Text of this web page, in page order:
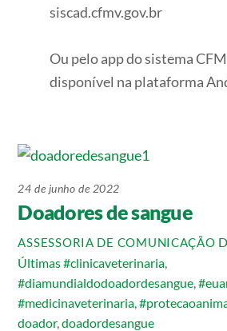
siscad.cfmv.gov.br
Ou pelo app do sistema
disponível na plataforma
24 de junho de 2022
Doadores de sangue
ASSESSORIA DE COMUNICAÇÃO
Últimas#clinicaveterinaria
#diamundialdodoadordesangue ,
#medicinaveterinaria ,
doador,doadordesangue